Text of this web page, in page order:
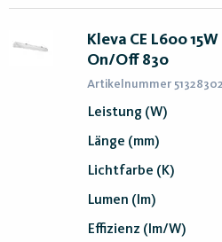
Kleva CE L600
On/Off 830
Artikelnummer
Leistung (W)
Länge (mm)
Lichtfarbe (K)
Lumen (lm)
Effizienz (lm/W)